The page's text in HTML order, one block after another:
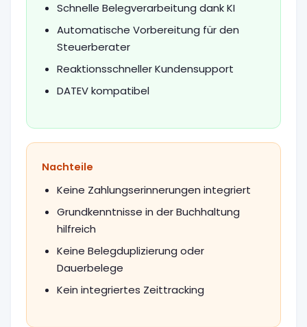
Schnelle Belegverarbeitung dank KI
Automatische Vorbereitung für den
Steuerberater
Reaktionsschneller Kundensupport
DATEV kompatibel
Nachteile
Keine Zahlungserinnerungen integriert
Grundkenntnisse in der Buchhaltung
hilfreich
Keine Belegduplizierung oder
Dauerbelege
Kein integriertes Zeittracking